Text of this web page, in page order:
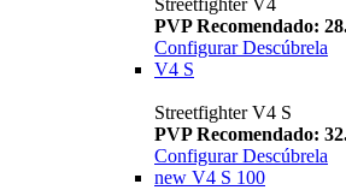
Streetfighter V4
PVP Recomendado:
Configurar Descúbrela
V4 S
Streetfighter V4 S
PVP Recomendado:
Configurar Descúbrela
new V4 S 100